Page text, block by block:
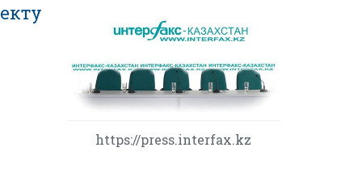
https://press.interfax.kz